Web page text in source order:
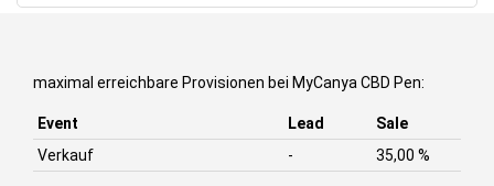
maximal erreichbare Provisionen bei MyCanya CBD Pen:
Event Lead
Sale
Verkauf
- 35,00 %